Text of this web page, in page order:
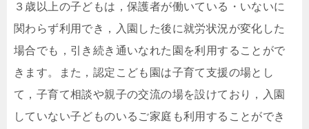
３歳以上の子どもは，保護者が働いている・いないに
関わらず利用でき，入園した後に就労状況が変化した
場合でも，引き続き通いなれた園を利用することがで
きます。また，認定こども園は子育て支援の場とし
て，子育て相談や親子の交流の場を設けており，入園
していない子どものいるご家庭も利用することができ